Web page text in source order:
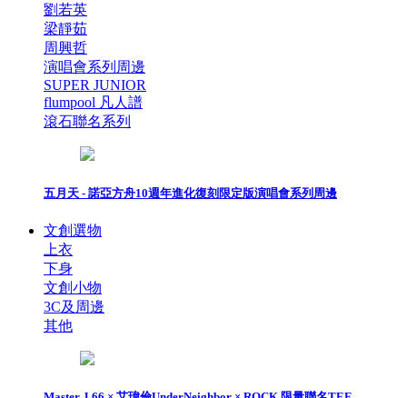
劉若英
梁靜茹
周興哲
演唱會系列周邊
SUPER JUNIOR
flumpool 凡人譜
滾石聯名系列
五月天 - 諾亞方舟10週年進化復刻限定版演唱會系列周邊
文創選物
上衣
下身
文創小物
3C及周邊
其他